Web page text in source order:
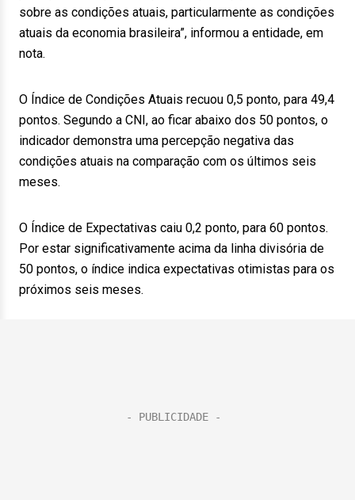
sobre as condições atuais, particularmente as condições
atuais da economia brasileira”, informou a entidade, em
nota.
O Índice de Condições Atuais recuou 0,5 ponto, para 49,4
pontos. Segundo a CNI, ao ficar abaixo dos 50 pontos, o
indicador demonstra uma percepção negativa das
condições atuais na comparação com os últimos seis
meses.
O Índice de Expectativas caiu 0,2 ponto, para 60 pontos.
Por estar significativamente acima da linha divisória de
50 pontos, o índice indica expectativas otimistas para os
próximos seis meses.